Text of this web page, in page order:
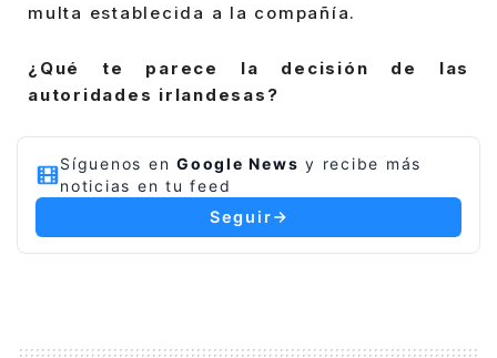
multa establecida a la compañía.
¿Qué te parece la decisión de las
autoridades irlandesas?
Síguenos en Google News y recibe más
noticias en tu feed
Seguir